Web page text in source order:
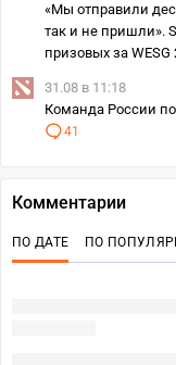
«Мы отправили
так и не пришли».
призовых за WESG
31.08 в 11:18
Команда России
41
Комментарии
ПО ДАТЕ ПО